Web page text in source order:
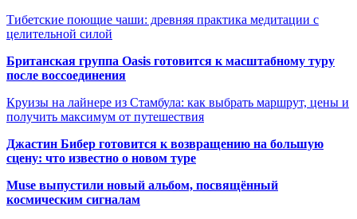
Тибетские поющие чаши: древняя практика медитации с
целительной силой
Британская группа Oasis готовится к масштабному туру
после воссоединения
Круизы на лайнере из Стамбула: как выбрать маршрут, цены и
получить максимум от путешествия
Джастин Бибер готовится к возвращению на большую
сцену: что известно о новом туре
Muse выпустили новый альбом, посвящённый
космическим сигналам